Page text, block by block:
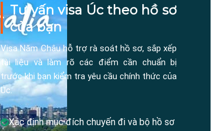
Tư vấn visa Úc theo hồ sơ
của bạn
Visa Năm Châu hỗ trợ rà soát hồ sơ, sắp xếp
tài liệu và làm rõ các điểm cần chuẩn bị
trước khi bạn kiểm tra yêu cầu chính thức của
Úc.
Xác định mục đích chuyến đi và bộ hồ sơ